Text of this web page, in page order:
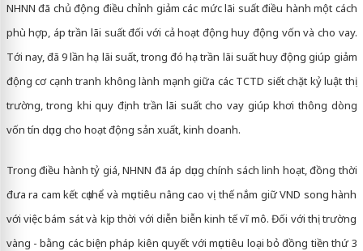
NHNN đã chủ động điều chỉnh giảm các mức lãi suất điều hành một cách
phù hợp, áp trần lãi suất đối với cả hoạt động huy động vốn và cho vay.
Tới nay, đã 9 lần hạ lãi suất, trong đó hạ trần lãi suất huy động giúp giảm
động cơ cạnh tranh không lành mạnh giữa các TCTD siết chặt kỷ luật thị
trường, trong khi quy định trần lãi suất cho vay giúp khơi thông dòng
vốn tín dụng cho hoạt động sản xuất, kinh doanh.
Trong điều hành tỷ giá, NHNN đã áp dụng chính sách linh hoạt, đồng thời
đưa ra cam kết cụ thể và mục tiêu nâng cao vị thế nắm giữ VND song hành
với việc bám sát và kịp thời với diễn biễn kinh tế vĩ mô. Đối với thị trường
vàng - bằng các biện pháp kiên quyết với mục tiêu loại bỏ đồng tiền thứ 3